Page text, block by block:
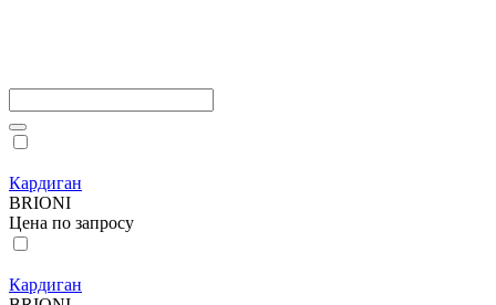
Кардиган
BRIONI
Цена по запросу
Кардиган